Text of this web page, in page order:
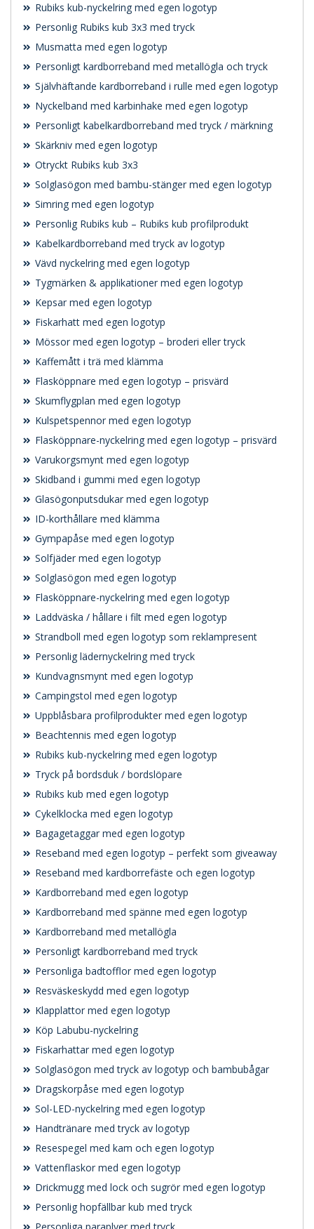
Rubiks kub-nyckelring med egen logotyp
Personlig Rubiks kub 3x3 med tryck
Musmatta med egen logotyp
Personligt kardborreband med metallögla och tryck
Självhäftande kardborreband i rulle med egen logotyp
Nyckelband med karbinhake med egen logotyp
Personligt kabelkardborreband med tryck / märkning
Skärkniv med egen logotyp
Otryckt Rubiks kub 3x3
Solglasögon med bambu-stänger med egen logotyp
Simring med egen logotyp
Personlig Rubiks kub – Rubiks kub profilprodukt
Kabelkardborreband med tryck av logotyp
Vävd nyckelring med egen logotyp
Tygmärken & applikationer med egen logotyp
Kepsar med egen logotyp
Fiskarhatt med egen logotyp
Mössor med egen logotyp – broderi eller tryck
Kaffemått i trä med klämma
Flasköppnare med egen logotyp – prisvärd
Skumflygplan med egen logotyp
Kulspetspennor med egen logotyp
Flasköppnare-nyckelring med egen logotyp – prisvärd
Varukorgsmynt med egen logotyp
Skidband i gummi med egen logotyp
Glasögonputsdukar med egen logotyp
ID-korthållare med klämma
Gympapåse med egen logotyp
Solfjäder med egen logotyp
Solglasögon med egen logotyp
Flasköppnare-nyckelring med egen logotyp
Laddväska / hållare i filt med egen logotyp
Strandboll med egen logotyp som reklampresent
Personlig lädernyckelring med tryck
Kundvagnsmynt med egen logotyp
Campingstol med egen logotyp
Uppblåsbara profilprodukter med egen logotyp
Beachtennis med egen logotyp
Rubiks kub-nyckelring med egen logotyp
Tryck på bordsduk / bordslöpare
Rubiks kub med egen logotyp
Cykelklocka med egen logotyp
Bagagetaggar med egen logotyp
Reseband med egen logotyp – perfekt som giveaway
Reseband med kardborrefäste och egen logotyp
Kardborreband med egen logotyp
Kardborreband med spänne med egen logotyp
Kardborreband med metallögla
Personligt kardborreband med tryck
Personliga badtofflor med egen logotyp
Resväskeskydd med egen logotyp
Klapplattor med egen logotyp
Köp Labubu-nyckelring
Fiskarhattar med egen logotyp
Solglasögon med tryck av logotyp och bambubågar
Dragskorpåse med egen logotyp
Sol-LED-nyckelring med egen logotyp
Handtränare med tryck av logotyp
Resespegel med kam och egen logotyp
Vattenflaskor med egen logotyp
Drickmugg med lock och sugrör med egen logotyp
Personlig hopfällbar kub med tryck